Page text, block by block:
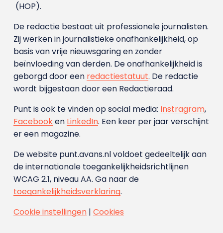
(HOP).
De redactie bestaat uit professionele journalisten.
Zij werken in journalistieke onafhankelijkheid, op
basis van vrije nieuwsgaring en zonder
beïnvloeding van derden. De onafhankelijkheid is
geborgd door een redactiestatuut. De redactie
wordt bijgestaan door een Redactieraad.
Punt is ook te vinden op social media: Instragram,
Facebooken LinkedIn. Een keer per jaar verschijnt
er een magazine.
De website punt.avans.nl voldoet gedeeltelijk aan
de internationale toegankelijkheidsrichtlijnen
WCAG 2.1, niveau AA. Ga naar de
toegankelijkheidsverklaring.
Cookie instellingen| Cookies